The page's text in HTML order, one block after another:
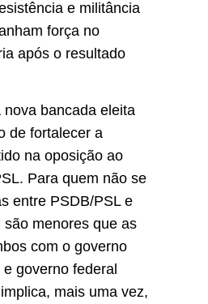
e militância
força no
após o resultado
bancada eleita
de fortalecer a
na oposição ao
Para quem não se
entre PSDB/PSL e
menores que as
com o governo
governo federal
mais uma vez,